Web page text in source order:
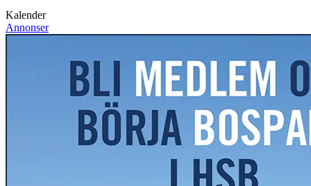
Kalender
Annonser